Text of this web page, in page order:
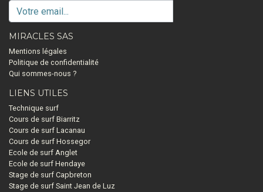
MIRACLES SAS
Mentions légales
Politique de confidentialité
Qui sommes-nous ?
LIENS UTILES
Technique surf
Cours de surf Biarritz
Cours de surf Lacanau
Cours de surf Hossegor
Ecole de surf Anglet
Ecole de surf Hendaye
Stage de surf Capbreton
Stage de surf Saint Jean de Luz